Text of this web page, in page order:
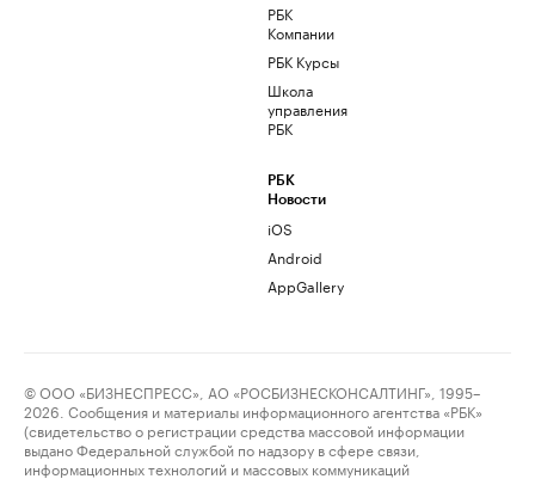
РБК
Компании
РБК Курсы
Школа
управления
РБК
РБК
Новости
iOS
Android
AppGallery
© ООО «БИЗНЕСПРЕСС», АО «РОСБИЗНЕСКОНСАЛТИНГ», 1995–
2026. Сообщения и материалы информационного агентства «РБК»
(свидетельство о регистрации средства массовой информации
выдано Федеральной службой по надзору в сфере связи,
информационных технологий и массовых коммуникаций